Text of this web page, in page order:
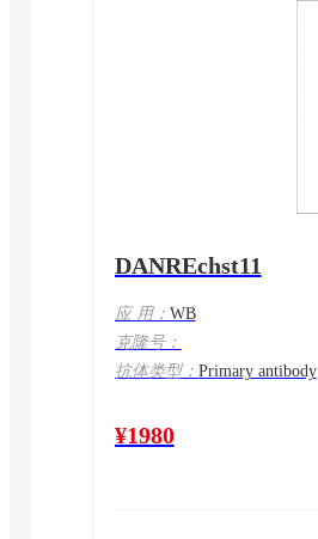
DANREchst11
应 用： WB
克隆号：
抗体类型： Primary antibody
¥1980